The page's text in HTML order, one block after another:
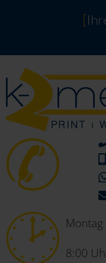
[
Montag
8:00